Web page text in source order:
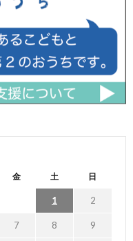
金 土 日
1 2
7 8 9